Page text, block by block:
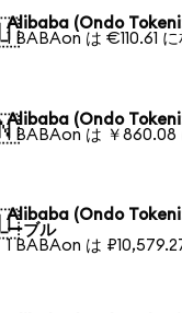
Alibaba (Ondo
1 BABAon は €110.61 に
Alibaba (Ondo
1 BABAon は ￥860.08
Alibaba (Ondo
ーブル
1 BABAon は